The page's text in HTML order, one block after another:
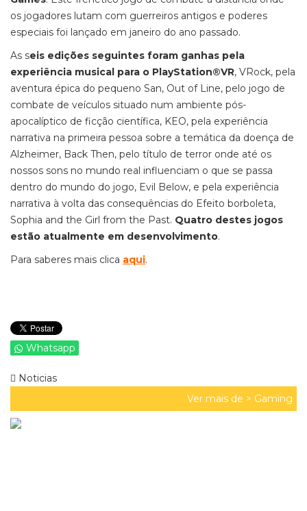
os jogadores lutam com guerreiros antigos e poderes
especiais foi lançado em janeiro do ano passado.
As seis edições seguintes foram ganhas pela
experiência musical para o PlayStation®VR, VRock, pela
aventura épica do pequeno San, Out of Line, pelo jogo de
combate de veículos situado num ambiente pós-
apocalíptico de ficção científica, KEO, pela experiência
narrativa na primeira pessoa sobre a temática da doença de
Alzheimer, Back Then, pelo título de terror onde até os
nossos sons no mundo real influenciam o que se passa
dentro do mundo do jogo, Evil Below, e pela experiência
narrativa à volta das consequências do Efeito borboleta,
Sophia and the Girl from the Past. Quatro destes jogos
estão atualmente em desenvolvimento.
Para saberes mais clica aqui.
Whatsapp
Noticias
Ver mais de > Gaming